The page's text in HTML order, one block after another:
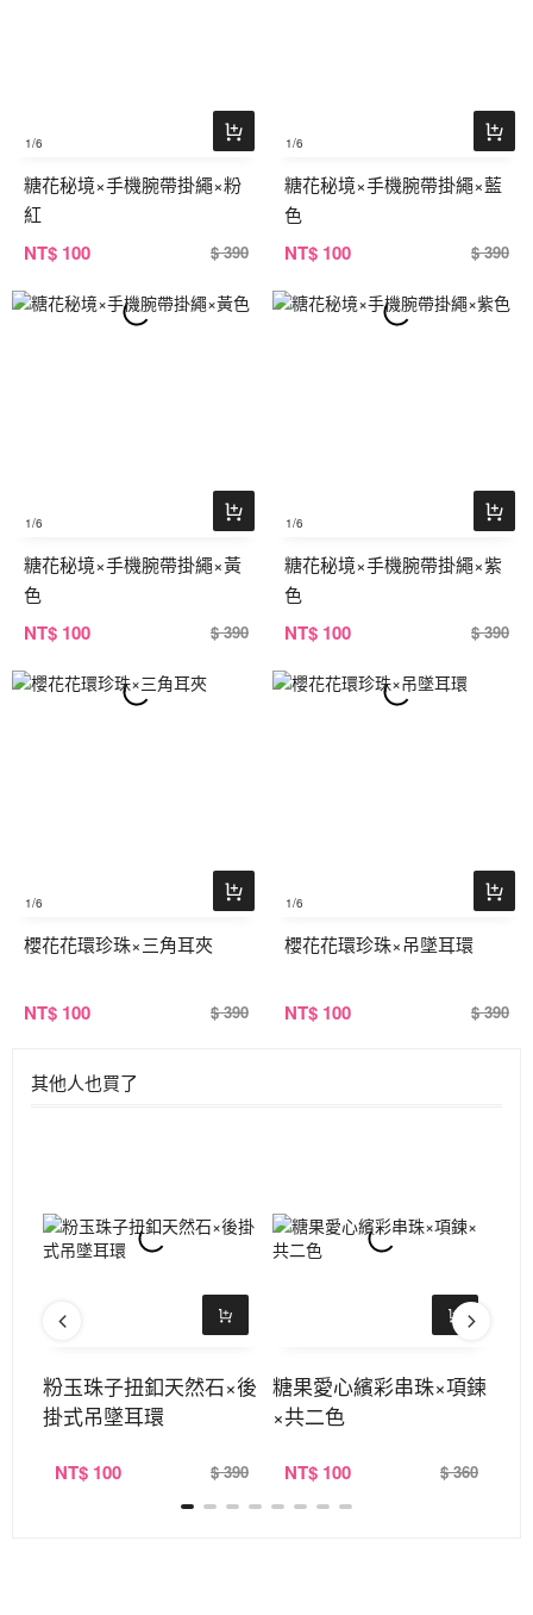
1/6
糖花秘境×手機腕帶掛繩×粉
紅
NT$ 100 $ 390
1/6
糖花秘境×手機腕帶掛繩×藍
色
NT$ 100 $ 390
1/6
糖花秘境×手機腕帶掛繩×黃
色
NT$ 100 $ 390
1/6
糖花秘境×手機腕帶掛繩×紫
色
NT$ 100 $ 390
1/6
櫻花花環珍珠×三角耳夾
NT$ 100 $ 390
1/6
櫻花花環珍珠×吊墜耳環
NT$ 100 $ 390
其他人也買了
粉玉珠子扭釦天然石×後
掛式吊墜耳環
NT$ 100 $ 390
糖果愛心繽彩串珠×項鍊
×共二色
NT$ 100 $ 360